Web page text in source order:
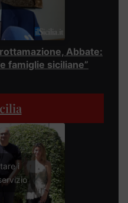
Abbate:
famiglie siciliane”
i